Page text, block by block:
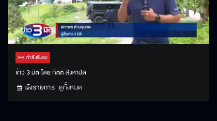
UnmuteStream Settings
กำลังรับชม
ข่าว 3 มิติ โดย กิตติ สิงหาปัด
ผังรายการ ดูทั้งหมด